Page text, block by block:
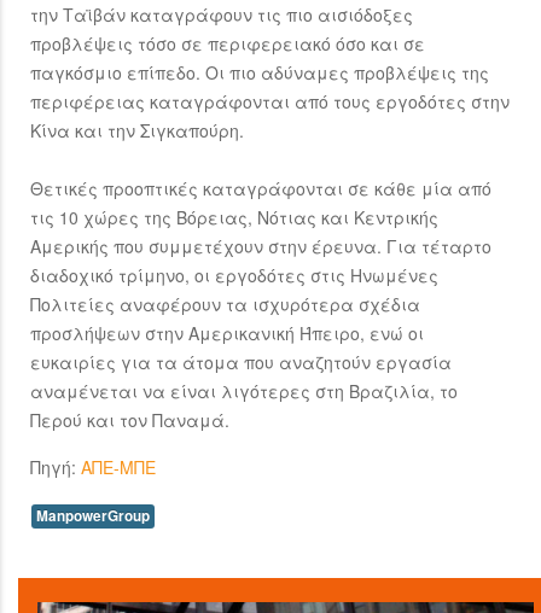
την Ταϊβάν καταγράφουν τις πιο αισιόδοξες
προβλέψεις τόσο σε περιφερειακό όσο και σε
παγκόσμιο επίπεδο. Οι πιο αδύναμες προβλέψεις της
περιφέρειας καταγράφονται από τους εργοδότες στην
Κίνα και την Σιγκαπούρη.
Θετικές προοπτικές καταγράφονται σε κάθε μία από
τις 10 χώρες της Βόρειας, Νότιας και Κεντρικής
Αμερικής που συμμετέχουν στην έρευνα. Για τέταρτο
διαδοχικό τρίμηνο, οι εργοδότες στις Ηνωμένες
Πολιτείες αναφέρουν τα ισχυρότερα σχέδια
προσλήψεων στην Αμερικανική Ήπειρο, ενώ οι
ευκαιρίες για τα άτομα που αναζητούν εργασία
αναμένεται να είναι λιγότερες στη Βραζιλία, το
Περού και τον Παναμά.
Πηγή: ΑΠΕ-ΜΠΕ
ManpowerGroup